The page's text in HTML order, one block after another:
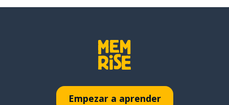
Empezar a aprender